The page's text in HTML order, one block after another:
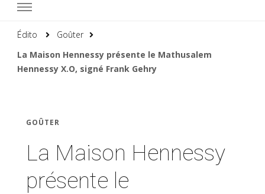
Édito
Goûter
La Maison Hennessy présente le Mathusalem
Hennessy X.O, signé Frank Gehry
GOÛTER
La Maison Hennessy
présente le